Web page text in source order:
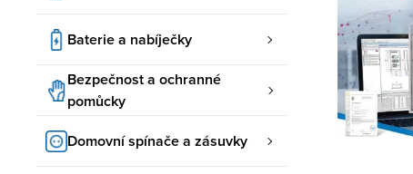
Baterie a nabíječky
Bezpečnost a ochranné
pomůcky
Domovní spínače a zásuvky